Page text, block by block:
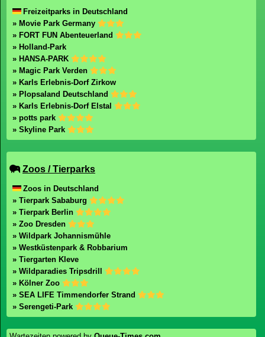
Freizeitparks in Deutschland
» Movie Park Germany
» FORT FUN Abenteuerland
» Holland-Park
» HANSA-PARK
» Magic Park Verden
» Karls Erlebnis-Dorf Zirkow
» Plopsaland Deutschland
» Karls Erlebnis-Dorf Elstal
» potts park
» Skyline Park
Zoos / Tierparks
Zoos in Deutschland
» Tierpark Sababurg
» Tierpark Berlin
» Zoo Dresden
» Wildpark Johannismühle
» Westküstenpark & Robbarium
» Tiergarten Kleve
» Wildparadies Tripsdrill
» Kölner Zoo
» SEA LIFE Timmendorfer Strand
» Serengeti-Park